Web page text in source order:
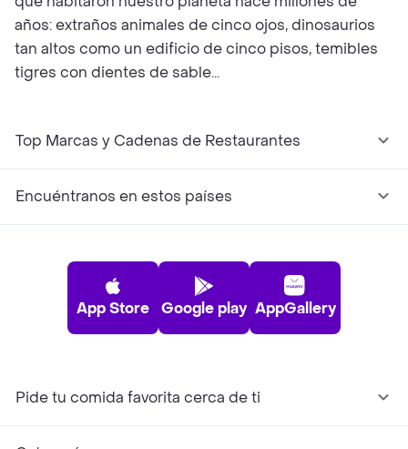
años: extraños animales de cinco ojos, dinosaurios
tan altos como un edificio de cinco pisos, temibles
tigres con dientes de sable...
Top Marcas y Cadenas de Restaurantes
Encuéntranos en estos países
App Store Google play AppGallery
Pide tu comida favorita cerca de ti